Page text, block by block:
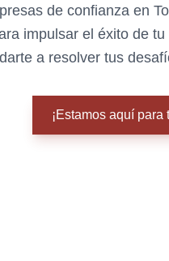
de confianza en
impulsar el éxito de
a resolver tus
¡Estamos aquí para